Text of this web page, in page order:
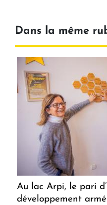
Dans la même
Au lac Arpi, le pari
développement